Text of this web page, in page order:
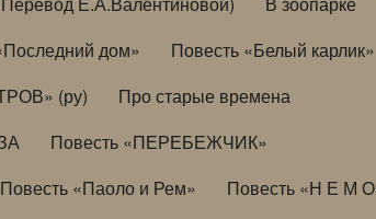
дом»
Повесть «Белый карлик»
(ру)
Про старые времена
Повесть «ПЕРЕБЕЖЧИК»
Повесть «Паоло и Рем»
Повесть «Н Е М